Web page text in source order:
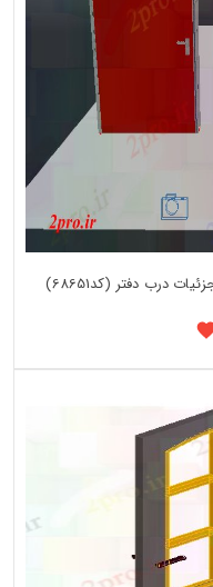
درب دفتر (کد68651)